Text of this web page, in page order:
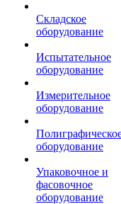
Складское
оборудование
Испытательное
оборудование
Измерительное
оборудование
оборудование
Упаковочное и
фасовочное
оборудование